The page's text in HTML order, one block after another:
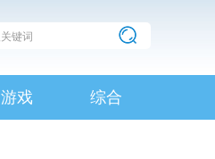
游戏 综合